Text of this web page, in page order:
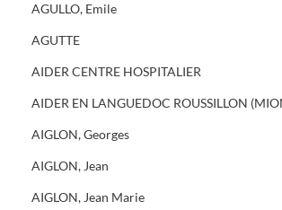
AGULLO, Emile
AGUTTE
AIDER CENTRE HOSPITALIER
AIDER EN LANGUEDOC ROUSSILLON
AIGLON, Georges
AIGLON, Jean
AIGLON, Jean Marie